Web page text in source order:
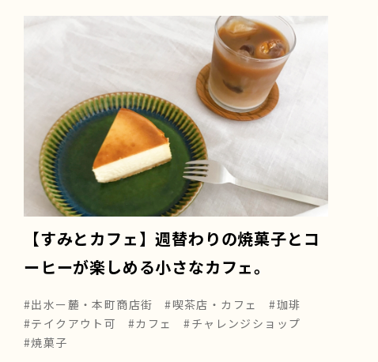
【すみとカフェ】週替わりの焼菓子とコ
ーヒーが楽しめる小さなカフェ。
#出水ー麓・本町商店街 #喫茶店・カフェ
#珈琲
#テイクアウト可
#カフェ
#チャレンジショップ
#焼菓子